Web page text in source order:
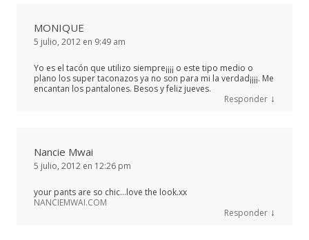
MONIQUE
5 julio, 2012 en 9:49 am
Yo es el tacón que utilizo siempre¡¡¡¡ o este tipo medio o
plano los super taconazos ya no son para mi la verdad¡¡¡¡. Me
encantan los pantalones. Besos y feliz jueves.
Responder ↓
Nancie Mwai
5 julio, 2012 en 12:26 pm
your pants are so chic…love the look.xx
NANCIEMWAI.COM
Responder ↓